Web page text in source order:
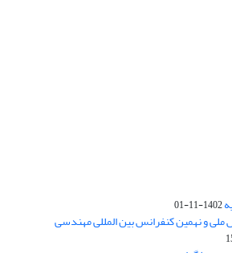
1402-11-01
و نهمین کنفرانس بین المللی مهندسی